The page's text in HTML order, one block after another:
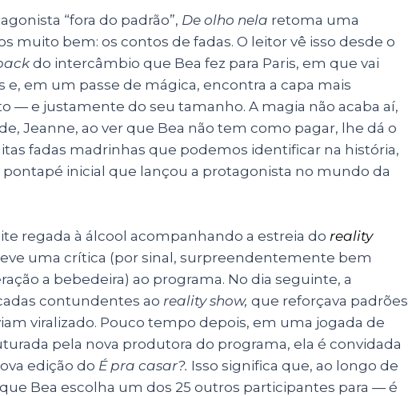
“fora do padrão”, De olho nela retoma uma
muito bem: os contos de fadas. O leitor vê isso desde o
do intercâmbio que Bea fez para Paris, em que vai
em um passe de mágica, encontra a capa mais
— e justamente do seu tamanho. A magia não acaba aí,
Jeanne, ao ver que Bea não tem como pagar, lhe dá o
fadas madrinhas que podemos identificar na história,
pontapé inicial que lançou a protagonista no mundo da
regada à álcool acompanhando a estreia do reality
uma crítica (por sinal, surpreendentemente bem
a bebedeira) ao programa. No dia seguinte, a
contundentes ao reality show, que reforçava padrões
viralizado. Pouco tempo depois, em uma jogada de
pela nova produtora do programa, ela é convidada
edição do É pra casar?. Isso significa que, ao longo de
Bea escolha um dos 25 outros participantes para — é